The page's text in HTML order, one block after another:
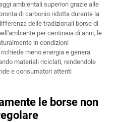
ambientali superiori grazie alle
di carbonio ridotta durante la
delle tradizionali borse di
per centinaia di anni, le
in condizioni
meno energia e genera
materiali riciclati, rendendole
e consumatori attenti
le borse non